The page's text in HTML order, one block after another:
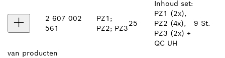
2 607 002
561
PZ1;
PZ2; PZ3
25
Inhoud set:
PZ1 (2x),
PZ2 (4x),
PZ3 (2x) +
QC UH
9 St.
van producten